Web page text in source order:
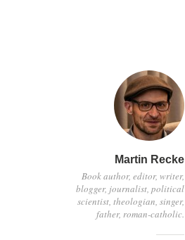
Martin Recke
Book author, editor, writer,
blogger, journalist, political
scientist, theologian, singer,
father, roman-catholic.